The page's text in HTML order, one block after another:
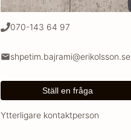
070-143 64 97
shpetim.bajrami@erikolsson.se
Ställ en fråga
Ytterligare kontaktperson